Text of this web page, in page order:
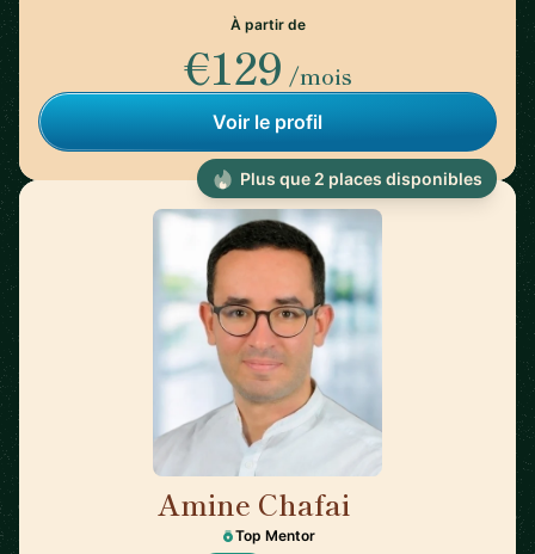
À partir de
€129 /mois
Voir le profil
Amine Chafai
Top Mentor
Plus que 2 places disponibles